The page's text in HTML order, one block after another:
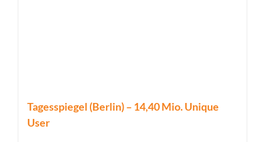
Tagesspiegel (Berlin) – 14,40 Mio. Unique
User